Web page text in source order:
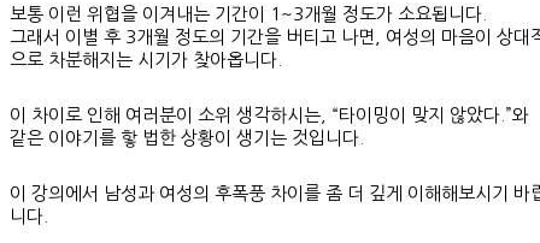
보통 이런 위협을 이겨내는 기간이 1~3개월 정도가 소요됩니다.
그래서 이별 후 3개월 정도의 기간을 버티고 나면, 여성의 마음이 상대
으로 차분해지는 시기가 찾아옵니다.
이 차이로 인해 여러분이 소위 생각하시는, “타이밍이 맞지 않았다.”와
같은 이야기를 핳 법한 상황이 생기는 것입니다.
이 강의에서 남성과 여성의 후폭풍 차이를 좀 더 깊게 이해해보시기 바
니다.